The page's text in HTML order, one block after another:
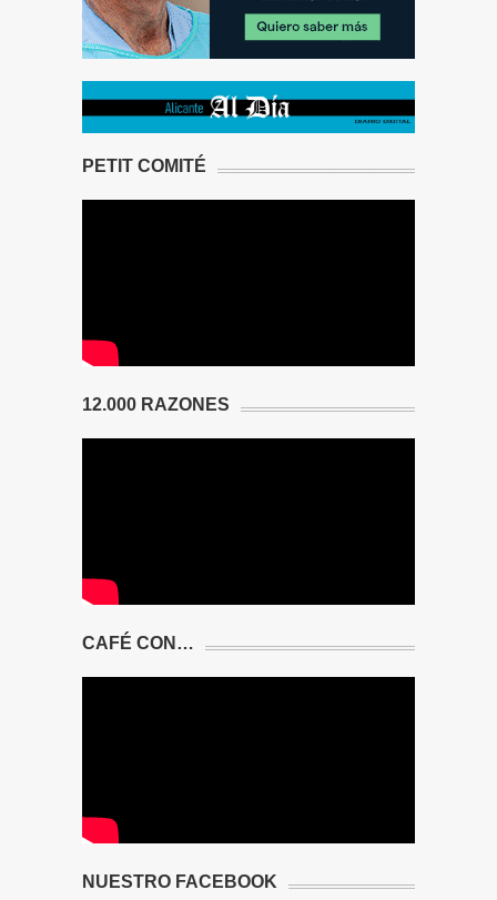
PETIT COMITÉ
12.000 RAZONES
CAFÉ CON…
NUESTRO FACEBOOK